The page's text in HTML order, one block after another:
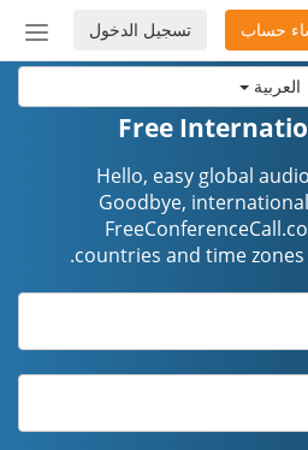
العربية
أو
تسجيل الدخول حساب
Free
Hello, easy global
Goodbye,
countries and time zones